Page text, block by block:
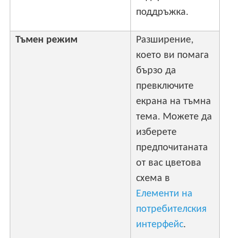
поддръжка.
Тъмен режим
Разширение,
което ви помага
бързо да
превключите
екрана на тъмна
тема. Можете да
изберете
предпочитаната
от вас цветова
схема в
Елементи на
потребителския
интерфейс.